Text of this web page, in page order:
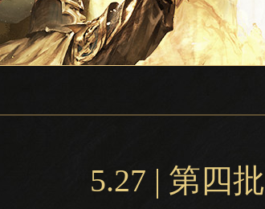
5.27 | 第四